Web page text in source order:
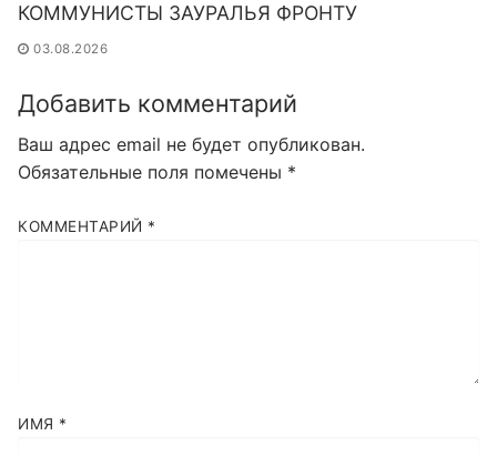
КОММУНИСТЫ ЗАУРАЛЬЯ ФРОНТУ
03.08.2026
Добавить комментарий
Ваш адрес email не будет опубликован.
Обязательные поля помечены *
КОММЕНТАРИЙ *
ИМЯ *